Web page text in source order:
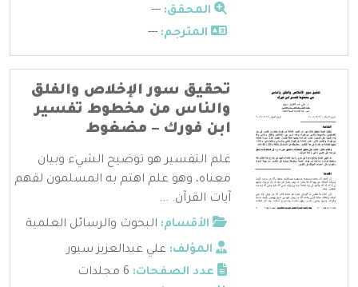
المحقق: ---
المترجم: ---
تحقيق سور الإخلاص والفلق
والناس من مخطوط تفسير
ابن فورك – مضغوط
علم التفسير هو توضيح الشيء وبيان
معناه، وهو علم اهتم به المسلمون لفهم
آيات القرآن. ...
الأقسام: البحوث والرسائل العلمية
المؤلف: علي عبدالعزيز سيور
عدد الصفحات: